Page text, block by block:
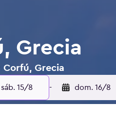
Grecia
Corfú, Grecia
sáb. 15/8 - dom. 16/8